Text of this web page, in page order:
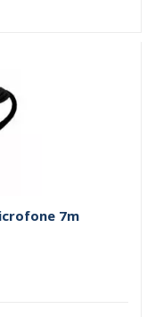
7m